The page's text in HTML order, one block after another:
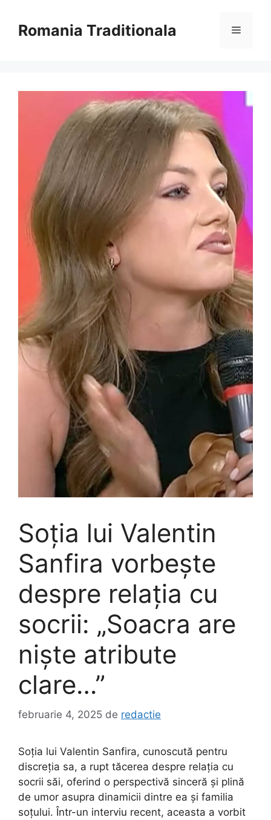
conținutRomania Traditionala Meniu
Soția lui Valentin
Sanfira vorbește
despre relația cu
socrii: „Soacra are
niște atribute
clare…”
februarie 4, 2025 de redactie
Soția lui Valentin Sanfira, cunoscută pentru
discreția sa, a rupt tăcerea despre relația cu
socrii săi, oferind o perspectivă sinceră și plină
de umor asupra dinamicii dintre ea și familia
soțului. Într-un interviu recent, aceasta a vorbit